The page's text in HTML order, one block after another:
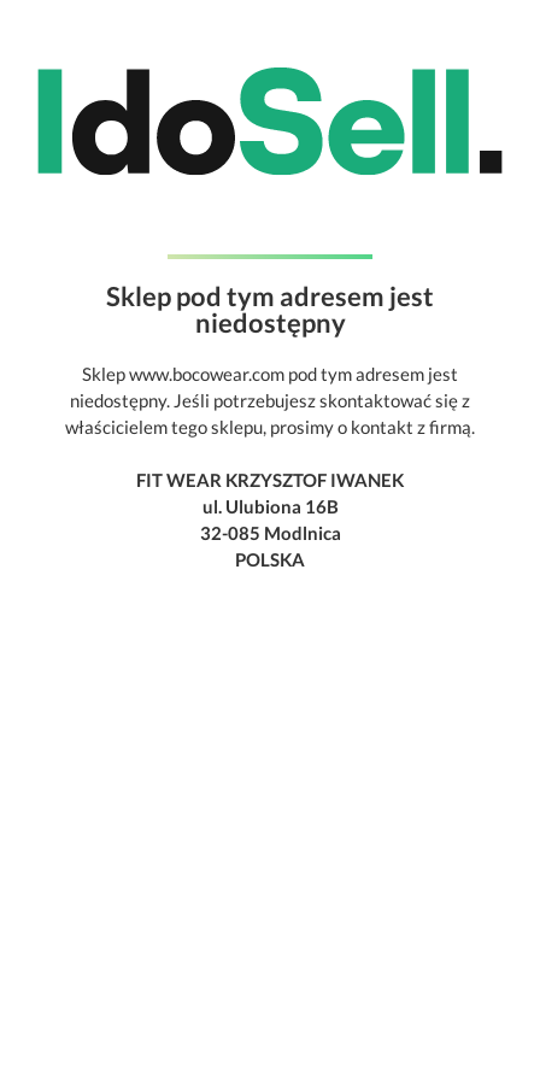
Sklep pod tym adresem jest
niedostępny
Sklep www.bocowear.com pod tym adresem jest
niedostępny. Jeśli potrzebujesz skontaktować się z
właścicielem tego sklepu, prosimy o kontakt z firmą.
FIT WEAR KRZYSZTOF IWANEK
ul. Ulubiona 16B
32-085 Modlnica
POLSKA